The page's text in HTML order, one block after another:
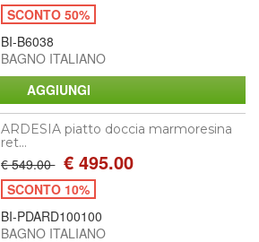
SCONTO 50%
BI-B6038
BAGNO ITALIANO
ARDESIA piatto doccia marmoresina
ret...
€ 549.00 € 495.00
SCONTO 10%
BI-PDARD100100
BAGNO ITALIANO